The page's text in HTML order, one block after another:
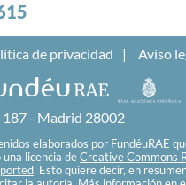
de privacidad Aviso
187 - Madrid 28002
elaborados por FundéuRAE
licencia deCreative Commons
. Esto quiere decir, en